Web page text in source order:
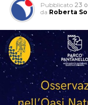
Ospiti della serata il
Giallini, che hanno
della proiezione,
condividendo
loro lavoro nel
Pubblicato 23
da Roberta